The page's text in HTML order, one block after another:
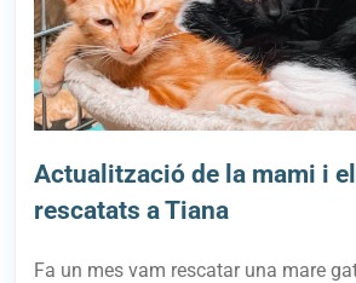
Actualització de la mami i
rescatats a Tiana
Fa un mes vam rescatar una mare